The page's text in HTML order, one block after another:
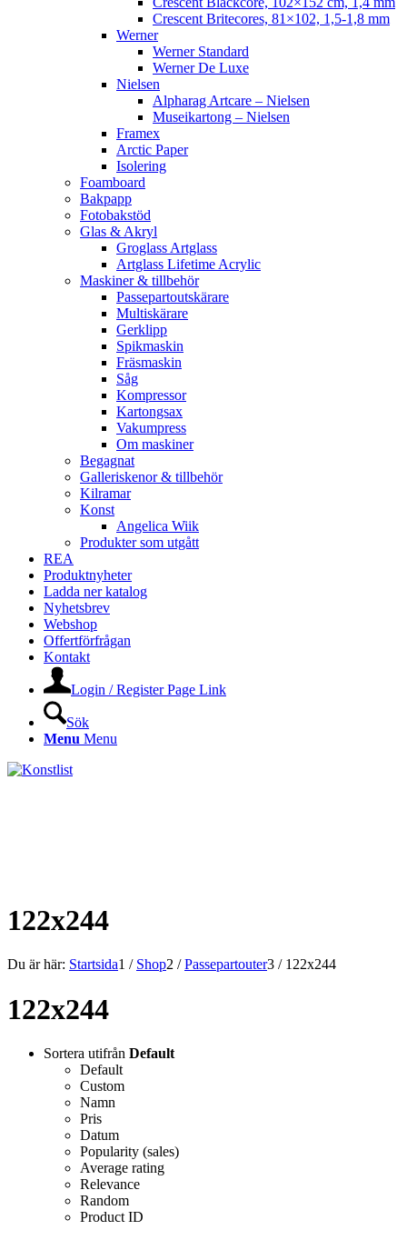
Crescent Britecores, 81×102, 1,5-1,8 mm
Werner
Werner Standard
Werner De Luxe
Nielsen
Alpharag Artcare – Nielsen
Museikartong – Nielsen
Framex
Arctic Paper
Isolering
Foamboard
Bakpapp
Fotobakstöd
Glas & Akryl
Groglass Artglass
Artglass Lifetime Acrylic
Maskiner & tillbehör
Passepartoutskärare
Multiskärare
Gerklipp
Spikmaskin
Fräsmaskin
Såg
Kompressor
Kartongsax
Vakumpress
Om maskiner
Begagnat
Galleriskenor & tillbehör
Kilramar
Konst
Angelica Wiik
Produkter som utgått
REA
Produktnyheter
Ladda ner katalog
Nyhetsbrev
Webshop
Offertförfrågan
Kontakt
Login / Register Page Link
Sök
Menu Menu
122x244
Du är här: Startsida1 / Shop2 / Passepartouter3 / 122x244
122x244
Sortera utifrån Default
Default
Custom
Namn
Pris
Datum
Popularity (sales)
Average rating
Relevance
Random
Product ID